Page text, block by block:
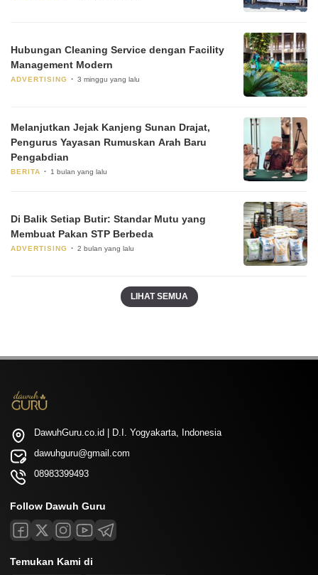
Hubungan Cleaning Service dengan Facility
Management Modern
ADVERTISING 3 minggu yang lalu
Melanjutkan Jejak Kanjeng Sunan Drajat,
Pengurus Yayasan Rumuskan Arah Baru
Pengabdian
BERITA 1 bulan yang lalu
Di Balik Setiap Butir: Standar Mutu yang
Membuat Pakan STP Berbeda
ADVERTISING 2 bulan yang lalu
LIHAT SEMUA
DawuhGuru.co.id | D.I. Yogyakarta, Indonesia
dawuhguru@gmail.com
08983399493
Follow Dawuh Guru
Temukan Kami di